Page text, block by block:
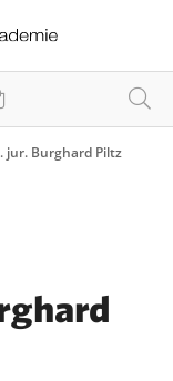
jur. Burghard Piltz